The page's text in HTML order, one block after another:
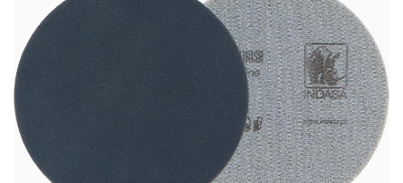
Schleif-Handpads
Kleben & Beschichten
Abdecken
Spachteln